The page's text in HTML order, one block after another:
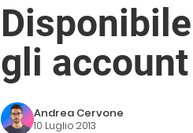
gli
Andrea Cervone
10 Luglio 2013